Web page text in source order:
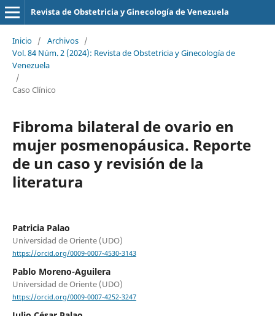
Revista de Obstetricia y Ginecología de Venezuela
Inicio / Archivos /
Vol. 84 Núm. 2 (2024): Revista de Obstetricia y Ginecología de
Venezuela
/
Caso Clínico
Fibroma bilateral de ovario en
mujer posmenopáusica. Reporte
de un caso y revisión de la
literatura
Patricia Palao
Universidad de Oriente (UDO)
https://orcid.org/0009-0007-4530-3143
Pablo Moreno-Aguilera
Universidad de Oriente (UDO)
https://orcid.org/0009-0007-4252-3247